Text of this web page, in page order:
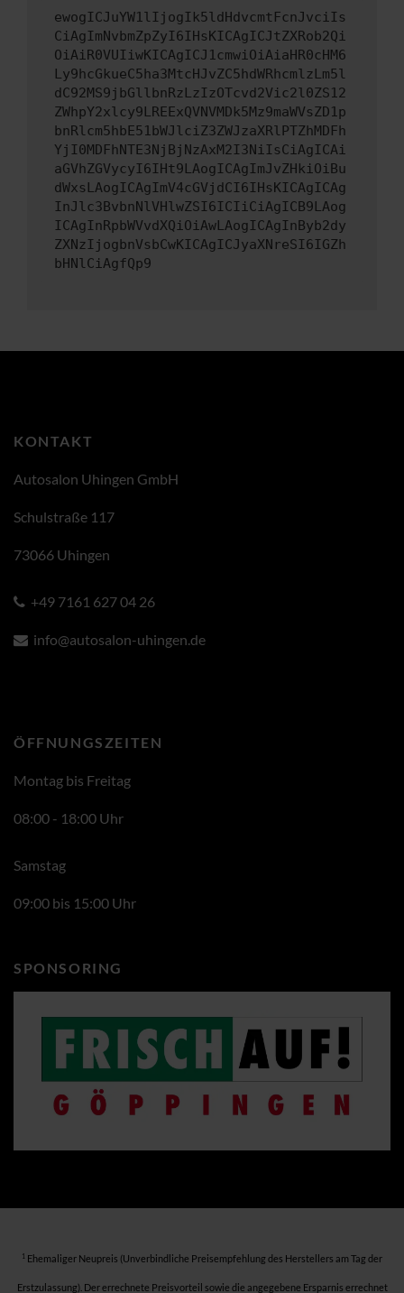
ewogICJuYW1lIjogIk5ldHdvcmtFcnJvciIs
CiAgImNvbmZpZyI6IHsKICAgICJtZXRob2Qi
OiAiR0VUIiwKICAgICJ1cmwiOiAiaHR0cHM6
Ly9hcGkueC5ha3MtcHJvZC5hdWRhcmlzLm5l
dC92MS9jbGllbnRzLzIzOTcvd2Vic2l0ZS12
ZWhpY2xlcy9LREExQVNVMDk5Mz9maWVsZD1p
bnRlcm5hbE51bWJlciZ3ZWJzaXRlPTZhMDFh
YjI0MDFhNTE3NjBjNzAxM2I3NiIsCiAgICAi
aGVhZGVycyI6IHt9LAogICAgImJvZHkiOiBu
dWxsLAogICAgImV4cGVjdCI6IHsKICAgICAg
InJlc3BvbnNlVHlwZSI6ICIiCiAgICB9LAog
ICAgInRpbWVvdXQiOiAwLAogICAgInByb2dy
ZXNzIjogbnVsbCwKICAgICJyaXNreSI6IGZh
bHNlCiAgfQp9
KONTAKT
Autosalon Uhingen GmbH
Schulstraße 117
73066 Uhingen
+49 7161 627 04 26
info@autosalon-uhingen.de
ÖFFNUNGSZEITEN
Montag bis Freitag
08:00 - 18:00 Uhr
Samstag
09:00 bis 15:00 Uhr
SPONSORING
1 Ehemaliger Neupreis (Unverbindliche Preisempfehlung des Herstellers am Tag der
Erstzulassung). Der errechnete Preisvorteil sowie die angegebene Ersparnis errechnet